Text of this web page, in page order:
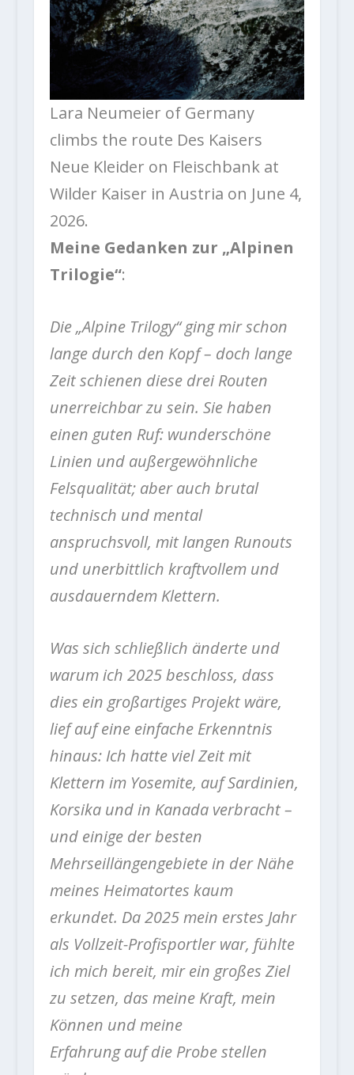
Lara Neumeier of Germany
climbs the route Des Kaisers
Neue Kleider on Fleischbank at
Wilder Kaiser in Austria on June 4,
2026.
Meine Gedanken zur „Alpinen
Trilogie“:
Die „Alpine Trilogy“ ging mir schon
lange durch den Kopf – doch lange
Zeit schienen diese drei Routen
unerreichbar zu sein. Sie haben
einen guten Ruf: wunderschöne
Linien und außergewöhnliche
Felsqualität; aber auch brutal
technisch und mental
anspruchsvoll, mit langen Runouts
und unerbittlich kraftvollem und
ausdauerndem Klettern.
Was sich schließlich änderte und
warum ich 2025 beschloss, dass
dies ein großartiges Projekt wäre,
lief auf eine einfache Erkenntnis
hinaus: Ich hatte viel Zeit mit
Klettern im Yosemite, auf Sardinien,
Korsika und in Kanada verbracht –
und einige der besten
Mehrseillängengebiete in der Nähe
meines Heimatortes kaum
erkundet. Da 2025 mein erstes Jahr
als Vollzeit-Profisportler war, fühlte
ich mich bereit, mir ein großes Ziel
zu setzen, das meine Kraft, mein
Können und meine
Erfahrung auf die Probe stellen